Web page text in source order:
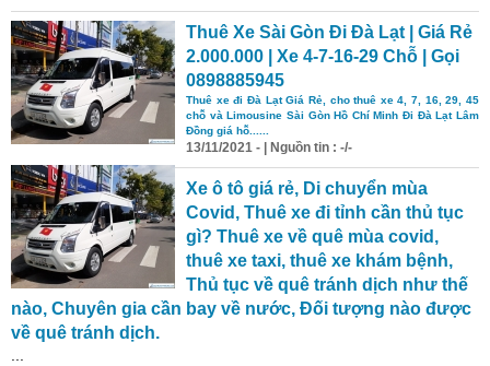
Thuê Xe Sài Gòn Đi Đà Lạt | Giá Rẻ
2.000.000 | Xe 4-7-16-29 Chỗ | Gọi
0898885945
Thuê xe đi Đà LạtGiá Rẻ, cho thuê xe 4, 7, 16, 29, 45
chỗ và Limousine Sài Gòn Hồ Chí Minh Đi Đà Lạt Lâm
Đồng giá hỗ......
13/11/2021 - | Nguồn tin : -/-
Xe ô tô giá rẻ, Di chuyển mùa
Covid, Thuê xe đi tỉnh cần thủ tục
gì? Thuê xe về quê mùa covid,
thuê xe taxi, thuê xe khám bệnh,
Thủ tục về quê tránh dịch như thế
nào, Chuyên gia cần bay về nước, Đối tượng nào được
về quê tránh dịch.